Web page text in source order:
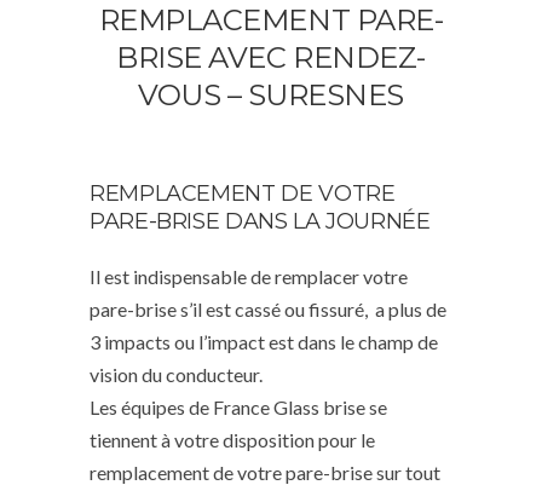
REMPLACEMENT PARE-
BRISE AVEC RENDEZ-
VOUS – SURESNES
REMPLACEMENT DE VOTRE
PARE-BRISE DANS LA JOURNÉE
Il est indispensable de remplacer votre
pare-brise s’il est cassé ou fissuré, a plus de
3 impacts ou l’impact est dans le champ de
vision du conducteur.
Les équipes de France Glass brise se
tiennent à votre disposition pour le
remplacement de votre pare-brise sur tout